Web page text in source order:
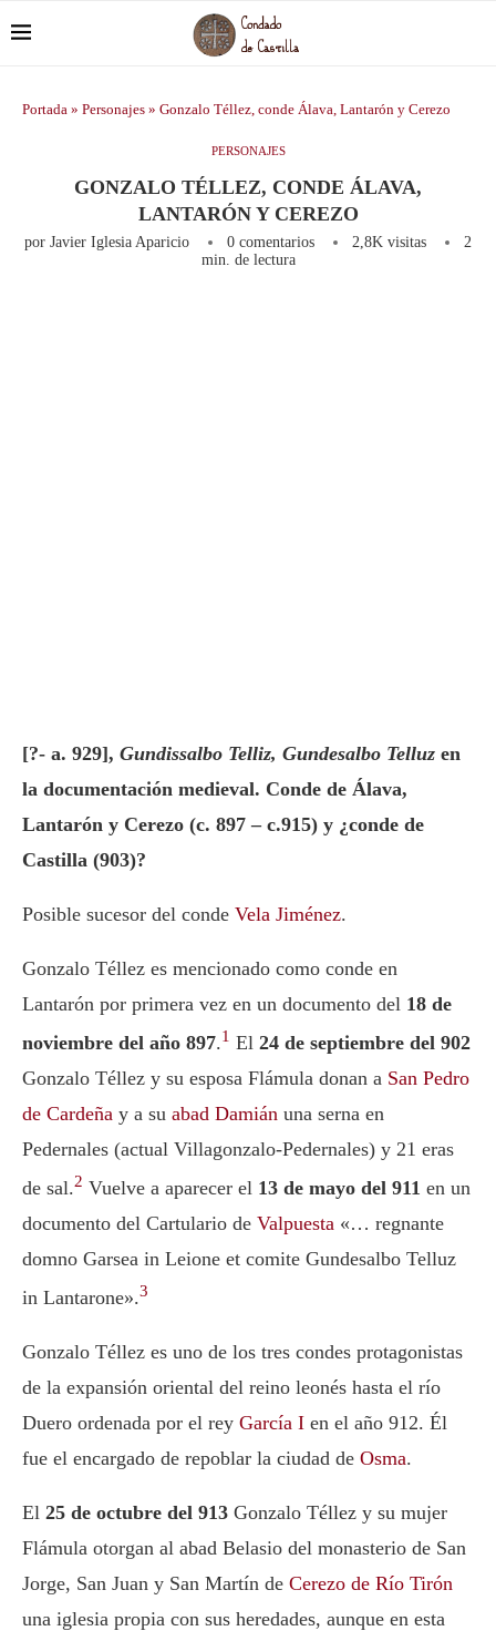
Portada » Personajes » Gonzalo Téllez, conde Álava, Lantarón y Cerezo
PERSONAJES
GONZALO TÉLLEZ, CONDE ÁLAVA,
LANTARÓN Y CEREZO
por Javier Iglesia Aparicio 0 comentarios 2,8K visitas
2
min. de lectura
[?- a. 929], Gundissalbo Telliz, Gundesalbo Telluz en
la documentación medieval. Conde de Álava,
Lantarón y Cerezo (c. 897 – c.915) y ¿conde de
Castilla (903)?
Posible sucesor del conde Vela Jiménez.
Gonzalo Téllez es mencionado como conde en
Lantarón por primera vez en un documento del 18 de
noviembre del año 897.1 El 24 de septiembre del 902
Gonzalo Téllez y su esposa Flámula donan a San Pedro
de Cardeña y a su abad Damián una serna en
Pedernales (actual Villagonzalo-Pedernales) y 21 eras
de sal.2 Vuelve a aparecer el 13 de mayo del 911 en un
documento del Cartulario de Valpuesta «… regnante
domno Garsea in Leione et comite Gundesalbo Telluz
in Lantarone».3
Gonzalo Téllez es uno de los tres condes protagonistas
de la expansión oriental del reino leonés hasta el río
Duero ordenada por el rey García I en el año 912. Él
fue el encargado de repoblar la ciudad de Osma.
El 25 de octubre del 913 Gonzalo Téllez y su mujer
Flámula otorgan al abad Belasio del monasterio de San
Jorge, San Juan y San Martín de Cerezo de Río Tirón
una iglesia propia con sus heredades, aunque en esta